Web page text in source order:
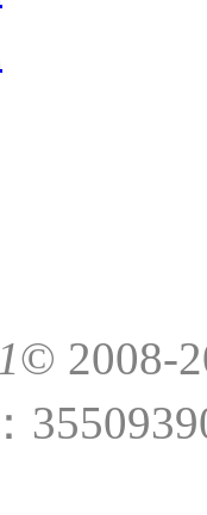
© 2008-